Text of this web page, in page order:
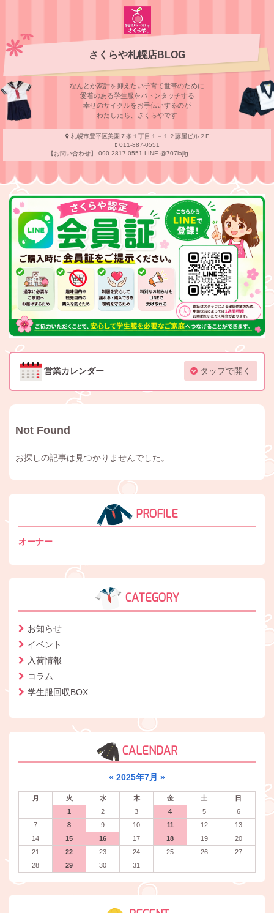
さくらや札幌店BLOG
なんとか家計を抑えたい子育て世帯のために
愛着のある学⽣服をバトンタッチする
幸せのサイクルをお⼿伝いするのが
わたしたち、さくらやです
札幌市豊平区美園７条１丁目１－１２藤屋ビル２F
011-887-0551
【お問い合わせ】 090-2817-0551 LINE @707lajlg
営業カレンダー タップで開く
Not Found
お探しの記事は見つかりませんでした。
PROFILE
オーナー
CATEGORY
お知らせ
イベント
入荷情報
コラム
学生服回収BOX
CALENDAR
« 2025年7月 »
月 火 水 木 金 土
日
1
2 3 4 5
6
7
8 9 10 11 12
13
14
15 16 17 18 19
20
21
22 23 24 25 26
27
28
29 30 31